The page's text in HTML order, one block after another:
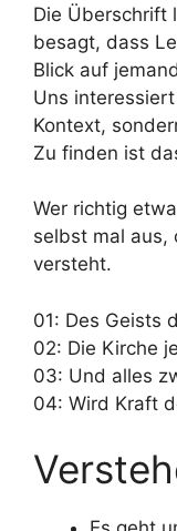
Die Überschrift
besagt, dass
Blick auf
Uns
Kontext,
Zu finden ist
Wer richtig
selbst mal aus,
versteht.
01: Des Geists
02: Die Kirche
03: Und alles
04: Wird Kraft